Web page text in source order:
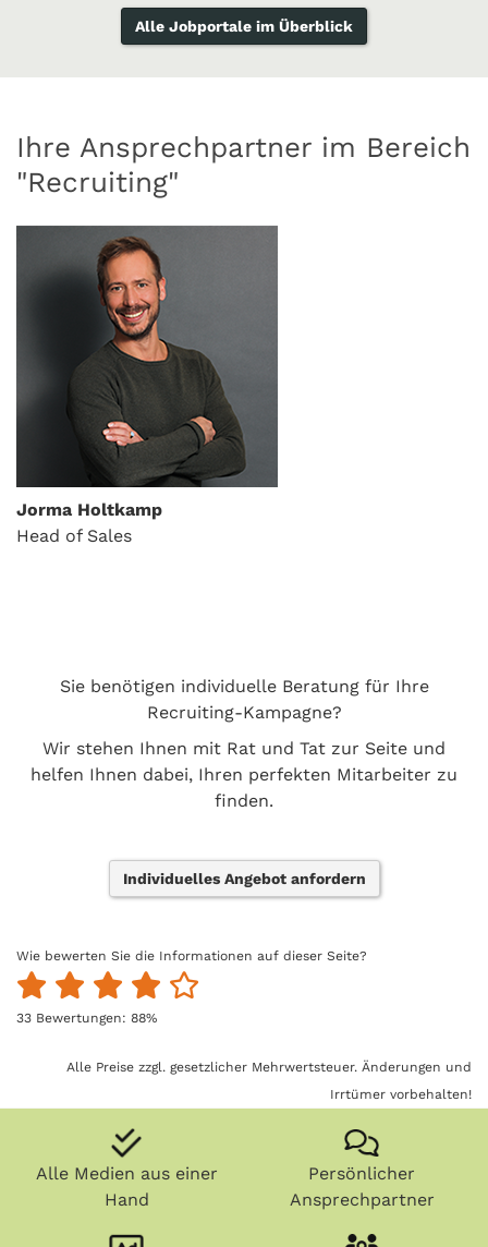
Alle Jobportale im Überblick
Ihre Ansprechpartner im Bereich
"Recruiting"
Jorma Holtkamp
Head of Sales
Sie benötigen individuelle Beratung für Ihre
Recruiting-Kampagne?
Wir stehen Ihnen mit Rat und Tat zur Seite und
helfen Ihnen dabei, Ihren perfekten Mitarbeiter zu
finden.
Individuelles Angebot anfordern
Wie bewerten Sie die Informationen auf dieser Seite?
33 Bewertungen: 88%
Alle Preise zzgl. gesetzlicher Mehrwertsteuer. Änderungen und
Irrtümer vorbehalten!
Alle Medien aus einer
Hand
Persönlicher
Ansprechpartner